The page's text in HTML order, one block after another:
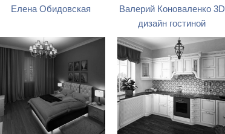
Елена Обидовская
Валерий Коноваленко 3D
дизайн гостиной